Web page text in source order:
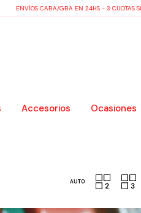
CABA/GBA EN 24HS - 3 CUOTAS SIN
Accesorios Ocasiones